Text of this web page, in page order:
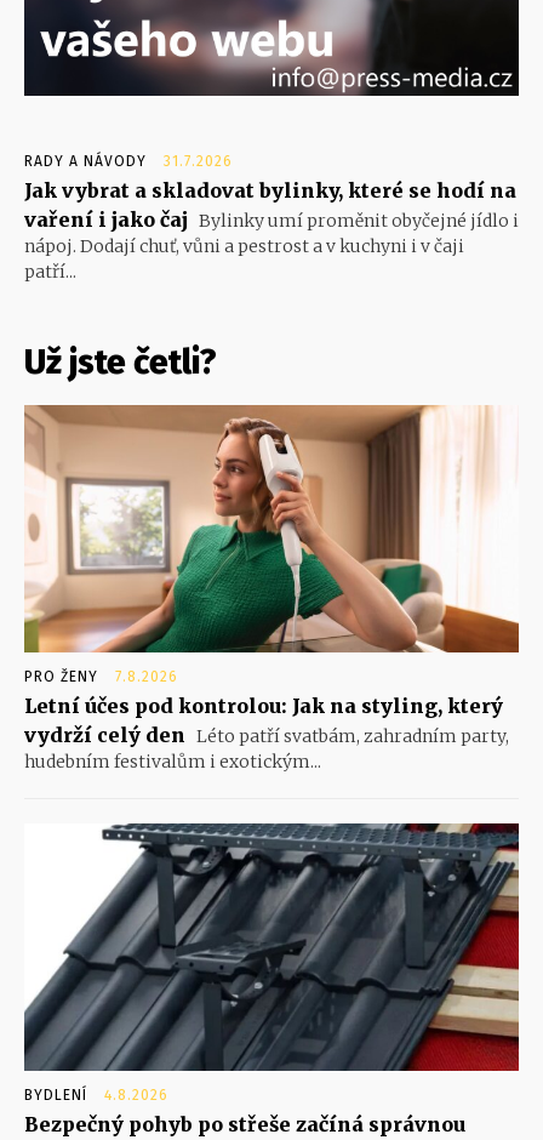
RADY A NÁVODY 31.7.2026
Jak vybrat a skladovat bylinky, které se hodí na
vaření i jako čaj Bylinky umí proměnit obyčejné jídlo i
nápoj. Dodají chuť, vůni a pestrost a v kuchyni i v čaji
patří...
Už jste četli?
PRO ŽENY 7.8.2026
Letní účes pod kontrolou: Jak na styling, který
vydrží celý den
Léto patří svatbám, zahradním party,
hudebním festivalům i exotickým...
BYDLENÍ 4.8.2026
Bezpečný pohyb po střeše začíná správnou